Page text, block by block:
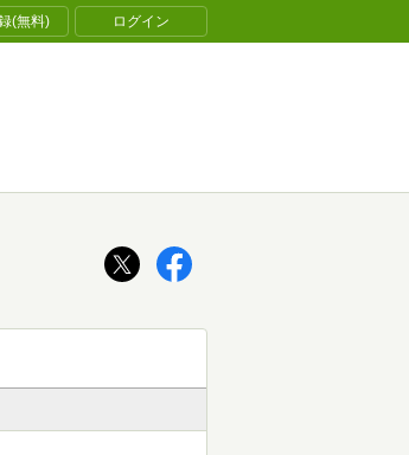
(無料) ログイン